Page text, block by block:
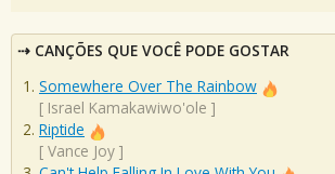
CANÇÕES QUE VOCÊ PODE GOSTAR
Somewhere Over The Rainbow
[ Israel Kamakawiwo'ole ]
Riptide
[ Vance Joy ]